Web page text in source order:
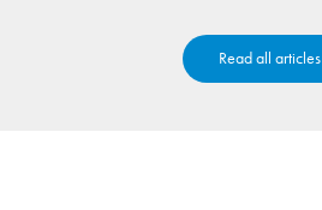
Read all articles